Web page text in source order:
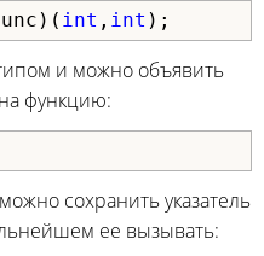
int , int );
и можно объявить
функцию:
сохранить указатель
ее вызывать: